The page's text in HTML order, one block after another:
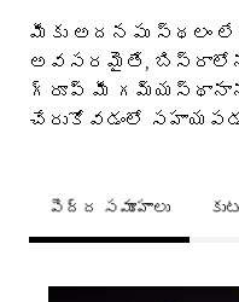
మీకు అదనపు
అవసరమైతే, బిస్రాలోని
గ్రూప్ మీ
చేరుకోవడంలో
పెద్ద సమూహాలు